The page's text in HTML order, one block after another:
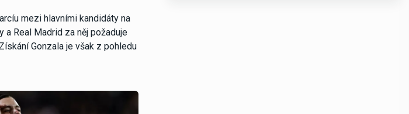
mezi hlavními kandidáty na
a Real Madrid za něj požaduje
Gonzala je však z pohledu